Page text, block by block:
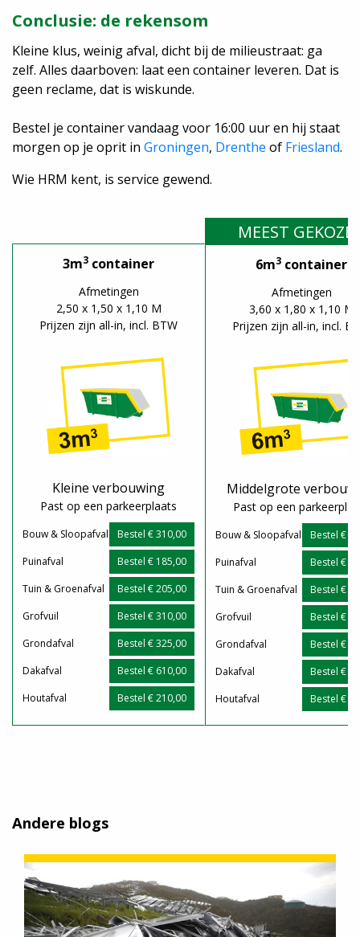
Conclusie: de rekensom
Kleine klus, weinig afval, dicht bij de milieustraat: ga
zelf. Alles daarboven: laat een container leveren. Dat is
geen reclame, dat is wiskunde.
Bestel je container vandaag voor 16:00 uur en hij staat
morgen op je oprit in Groningen, Drenthe of Friesland.
Wie HRM kent, is service gewend.
3m3 container
Afmetingen
2,50 x 1,50 x 1,10 M
Prijzen zijn all-in, incl. BTW
Kleine verbouwing
Past op een parkeerplaats
Bouw & Sloopafval
Bestel € 310,00
Puinafval
Bestel € 185,00
Tuin & Groenafval
Bestel € 205,00
Grofvuil
Bestel € 310,00
Grondafval
Bestel € 325,00
Dakafval
Bestel € 610,00
Houtafval
Bestel € 210,00
MEEST
6m3 container
Afmetingen
3,60 x 1,80 x 1,10 M
Prijzen zijn all-in, incl.
Middelgrote
Past op een
Bouw & Sloopafval
Bestel €
Puinafval
Bestel €
Tuin & Groenafval
Bestel €
Grofvuil
Bestel €
Grondafval
Bestel €
Dakafval
Bestel €
Houtafval
Bestel €
Andere blogs